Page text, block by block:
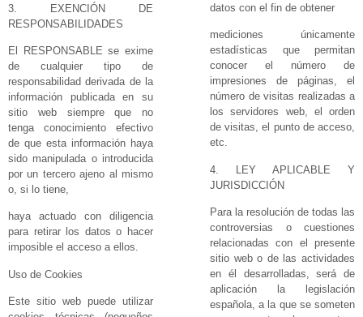
3. EXENCIÓN DE
RESPONSABILIDADES
El RESPONSABLE se exime
de cualquier tipo de
responsabilidad derivada de la
información publicada en su
sitio web siempre que no
tenga conocimiento efectivo
de que esta información haya
sido manipulada o introducida
por un tercero ajeno al mismo
o, si lo tiene,
haya actuado con diligencia
para retirar los datos o hacer
imposible el acceso a ellos.
Uso de Cookies
Este sitio web puede utilizar
datos con el fin de obtener
mediciones únicamente
estadísticas que permitan
conocer el número de
impresiones de páginas, el
número de visitas realizadas a
los servidores web, el orden
de visitas, el punto de acceso,
etc.
4. LEY APLICABLE Y
JURISDICCIÓN
Para la resolución de todas las
controversias o cuestiones
relacionadas con el presente
sitio web o de las actividades
en él desarrolladas, será de
aplicación la legislación
española, a la que se someten